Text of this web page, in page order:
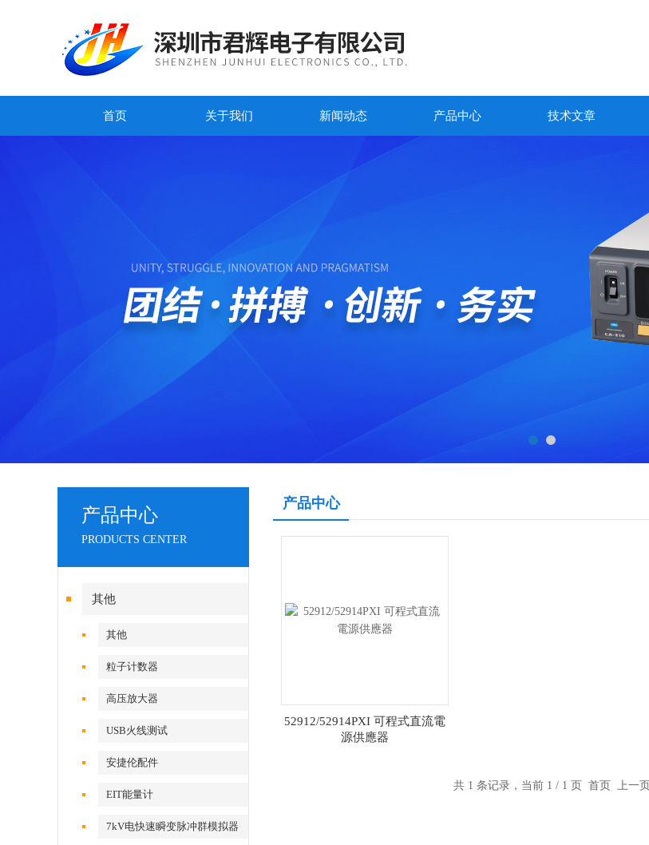
首页 关于我们 新闻动态 产品中心 技术文章
产品中心
PRODUCTS CENTER
其他
其他
粒子计数器
高压放大器
USB火线测试
安捷伦配件
EIT能量计
7kV电快速瞬变脉冲群模拟器
产品中心
52912/52914PXI 可程式直流電
源供應器
共 1 条记录，当前 1 / 1 页 首页 上一